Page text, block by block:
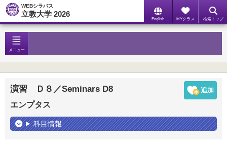
WEBシラバス
立教大学 2026
English MYクラス 検索トップ
メニュー
演習 Ｄ８／Seminars D8
エンプタス
科目情報